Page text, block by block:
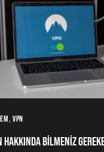
Vpn
Hakkında Bilmeniz